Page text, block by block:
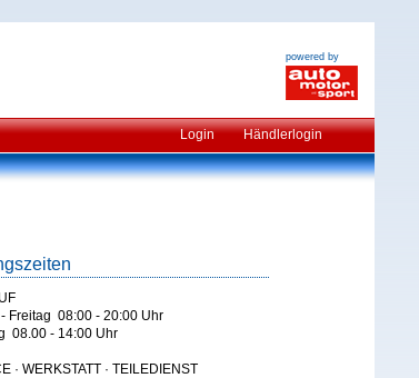
powered by
Login Händlerlogin
- Freitag 08:00 - 20:00 Uhr
08.00 - 14:00 Uhr
· WERKSTATT · TEILEDIENST